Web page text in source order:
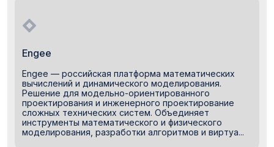
Engee
Engee — российская платформа математических
вычислений и динамического моделирования.
Решение для модельно-ориентированного
проектирования и инженерного проектирование
сложных технических систем. Объединяет
инструменты математического и физического
моделирования, разработки алгоритмов и виртуа...